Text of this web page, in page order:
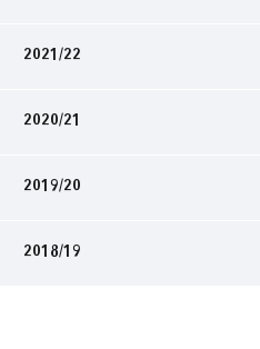
2021/22
2020/21
2019/20
2018/19